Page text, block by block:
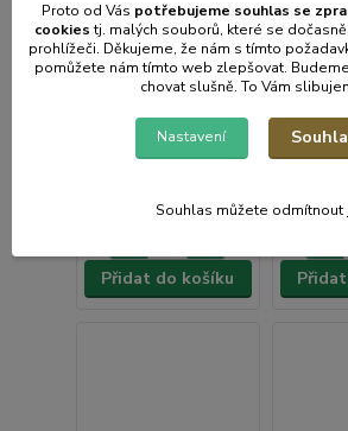
Serrano Snack Dog
Salmon & Tuna 100 g
(12 ks) SLEVA 10 %
417 Kč
sklad | odešleme do 1-3
prac. dnů
Přidat do košíku
Serrano
Turkey
SLEVA
417
DPH
sklad |
Proto od Vás potřebujeme souhlas se
cookiestj. malých souborů, které se
prohlížeči. Děkujeme, že nám s tímto
pomůžete nám tímto web zlepšovat.
chovat slušně. To Vám
Nastavení
Souhlas můžete odmítnout